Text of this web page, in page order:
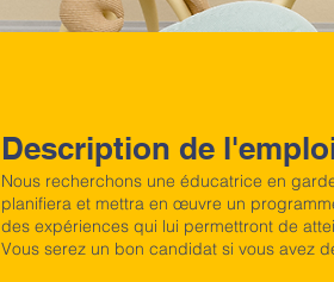
Description de
Nous recherchons une éducatrice en
planifiera et mettra en œuvre un
des expériences qui lui permettront de
Vous serez un bon candidat si vous avez